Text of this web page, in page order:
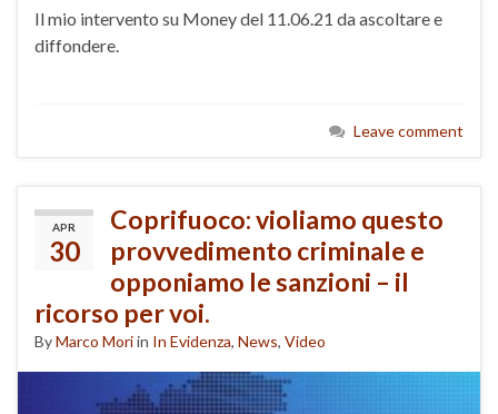
Il mio intervento su Money del 11.06.21 da ascoltare e
diffondere.
Leave comment
APR
30
Coprifuoco: violiamo questo
provvedimento criminale e
opponiamo le sanzioni – il
ricorso per voi.
ByMarco Moriin In Evidenza, News, Video